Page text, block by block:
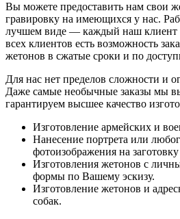
Вы можете предоставить нам свои
гравировку на имеющихся у нас.
лучшем виде — каждый наш клиент
всех клиентов есть возможность
жетонов в сжатые сроки и по
Для нас нет пределов сложности и
Даже самые необычные заказы мы
гарантируем высшее качество
Изготовление армейских и
Нанесение портрета или
фотоизображения на
Изготовления жетонов с
формы по Вашему эскизу.
Изготовление жетонов и
собак.